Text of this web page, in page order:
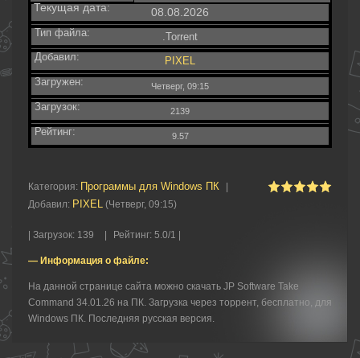
Текущая дата: 08.08.2026
Тип файла:
.Torrent
Добавил:
PIXEL
Загружен:
Четверг, 09:15
Загрузок: 2139
Рейтинг: 9.57
Категория: Программы для Windows ПК
Добавил: PIXEL (Четверг, 09:15)
Загрузок: 139 Рейтинг: 5.0/1 |
— Информация о файле:
На данной странице сайта можно скачать JP Software Take
Command 34.01.26 на ПК. Загрузка через торрент, бесплатно, для
Windows ПК. Последняя русская версия.